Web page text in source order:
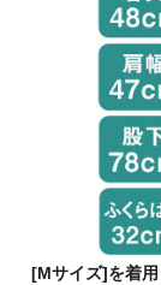
[Mサイズ]を着